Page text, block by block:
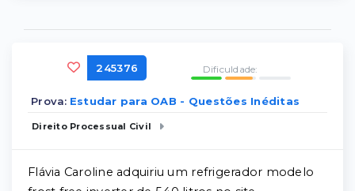
245376 Dificuldade:
Prova: Estudar para OAB - Questões Inéditas
Direito Processual Civil
Flávia Caroline adquiriu um refrigerador modelo